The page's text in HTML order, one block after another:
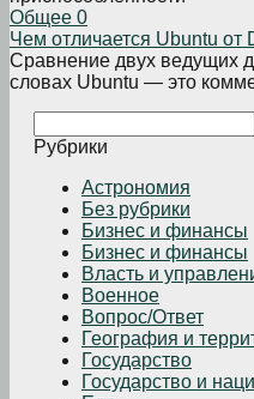
Общее 0
Чем отличается Ubuntu от
Сравнение двух ведущих
словах Ubuntu — это
Рубрики
Астрономия
Без рубрики
Бизнеc и финансы
Бизнес и финансы
Власть и
Военное
Вопрос/Ответ
География и
Государство
Государство и